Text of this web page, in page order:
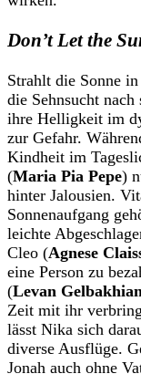
Don’t Let the
Strahlt die Sonne in
die Sehnsucht
ihre Helligkeit im
zur Gefahr.
Kindheit im
(Maria Pia Pepe)
hinter Jalousien.
Sonnenaufgang
leichte
Cleo (Agnese
eine Person zu
(Levan
Zeit mit ihr
lässt Nika sich
diverse Ausflüge.
Jonah auch ohne